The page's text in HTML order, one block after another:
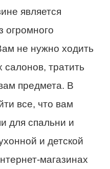
является
огромного
не нужно ходить
тратить
предмета. В
все, что вам
для спальни и
и детской
магазинах